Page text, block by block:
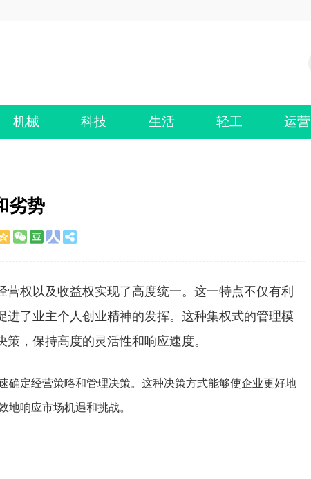
机械 科技 生活 轻工 运营
劣势
权以及收益权实现了高度统一。这一特点不仅有利
了业主个人创业精神的发挥。这种集权式的管理模
，保持高度的灵活性和响应速度。
确定经营策略和管理决策。这种决策方式能够使企业更好地
地响应市场机遇和挑战。